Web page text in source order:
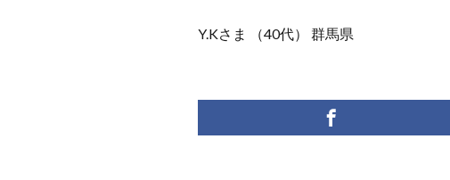
Y.Kさま （40代） 群馬県